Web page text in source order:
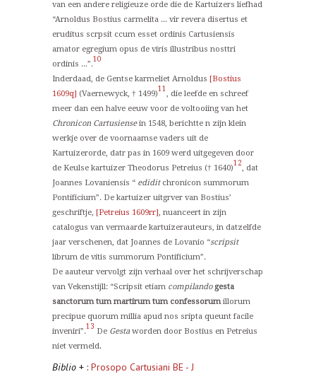
van een andere religieuze orde die de Kartuizers liefhad
“Arnoldus Bostius carmelita ... vir revera disertus et
eruditus scrpsit ccum esset ordinis Cartusiensis
amator egregium opus de viris illustribus nosttri
ordinis ...”.
10
Inderdaad, de Gentse karmeliet Arnoldus [Bostius
1609q] (Vaernewyck, † 1499)
11
, die leefde en schreef
meer dan een halve eeuw voor de voltooiing van het
Chronicon Cartusiensein 1548, berichtte n zijn klein
werkje over de voornaamse vaders uit de
Kartuizerorde, datr pas in 1609 werd uitgegeven door
de Keulse kartuizer Theodorus Petreius († 1640)
12
, dat
Joannes Lovaniensis “ ediditchronicon summorum
Pontificium”. De kartuizer uitgrver van Bostius’
geschriftje, [Petreius 1609rr], nuanceert in zijn
catalogus van vermaarde kartuizerauteurs, in datzelfde
jaar verschenen, dat Joannes de Lovanio “scripsit
librum de vitis summorum Pontificium”.
De aauteur vervolgt zijn verhaal over het schrijverschap
van Vekenstijll: “Scripsit etiam compilando gesta
sanctorum tum martirum tum confessorumillorum
precipue quorum millia apud nos sripta queunt facile
inveniri”.
13
De Gestaworden door Bostius en Petreius
niet vermeld.
Biblio + : Prosopo Cartusiani BE - J